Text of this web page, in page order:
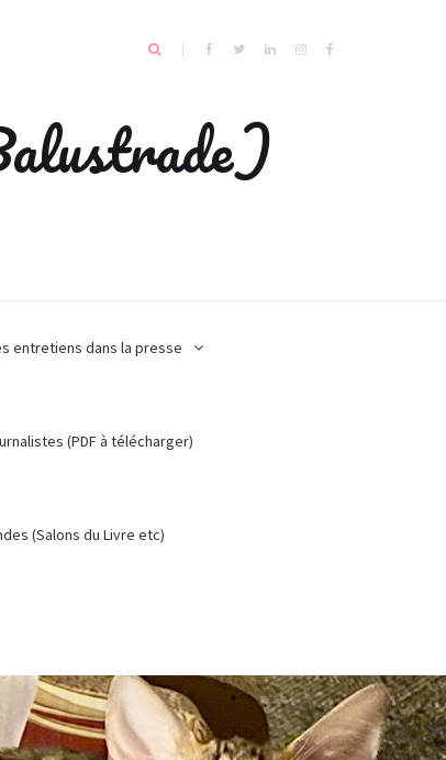
entretiens dans la presse
(PDF à télécharger)
(Salons du Livre etc)